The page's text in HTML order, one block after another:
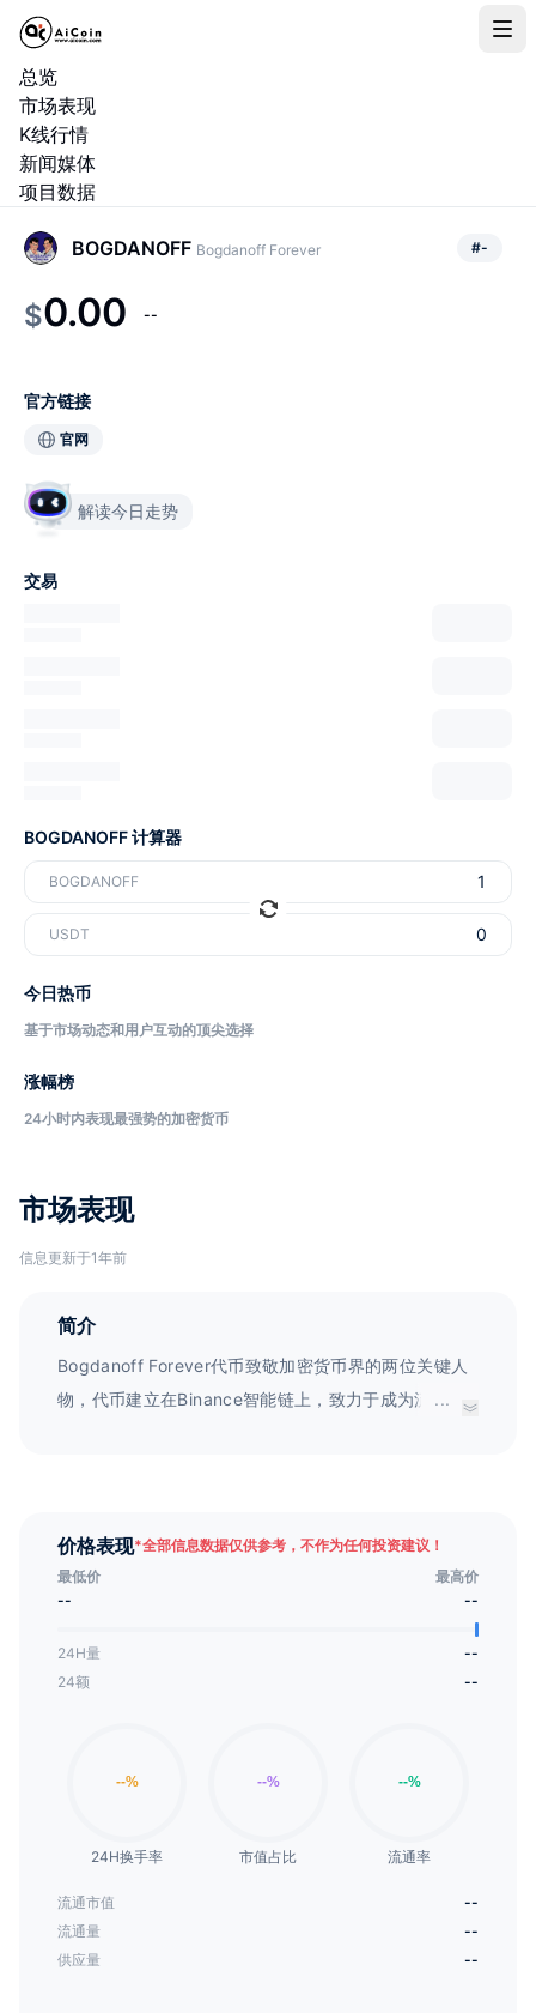
总览
市场表现
K线行情
新闻媒体
项目数据
市场表现
信息更新于1年前
简介
Bogdanoff Forever代币致敬加密货币界的两位关键人
物，代币建立在Binance智能链上，致力于成为流行和
...
价格表现*全部信息数据仅供参考，不作为任何投资建议！
最低价
最高价
--
--
24H量
--
24额
--
24H换手率 市值占比 流通率
流通市值
--
流通量
--
供应量
--
BOGDANOFF Bogdanoff Forever #-
$0.00 --
官方链接
官网
解读今日走势
交易
BOGDANOFF 计算器
BOGDANOFF
USDT
今日热币
基于市场动态和用户互动的顶尖选择
涨幅榜
24小时内表现最强势的加密货币